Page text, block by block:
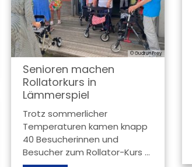
© Gudrun Frey
Senioren machen
Rollatorkurs in
Lämmerspiel
Trotz sommerlicher
Temperaturen kamen knapp
40 Besucherinnen und
Besucher zum Rollator-Kurs ...